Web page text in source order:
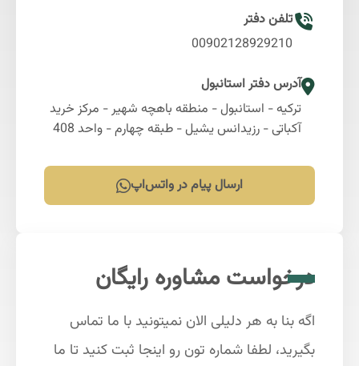
تلفن دفتر
00902128929210
آدرس دفتر استانبول
ترکیه - استانبول - منطقه باهچه شهیر - مرکز خرید
آکباتی - رزیدانس یشیل - طبقه چهارم - واحد 408
ارسال پیام در واتس‌اپ
درخواست مشاوره رایگان
اگه بنا به هر دلیلی الان نمیتونید با ما تماس
بگیرید، لطفا شماره تون رو اینجا ثبت کنید تا ما